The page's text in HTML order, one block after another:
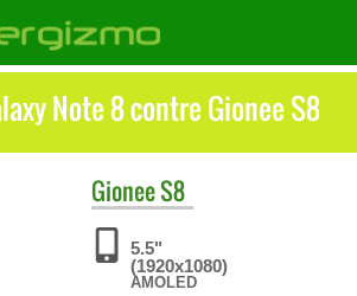
Note 8 contre Gionee S8
GioneeS8
5.5"
(1920x1080)
AMOLED